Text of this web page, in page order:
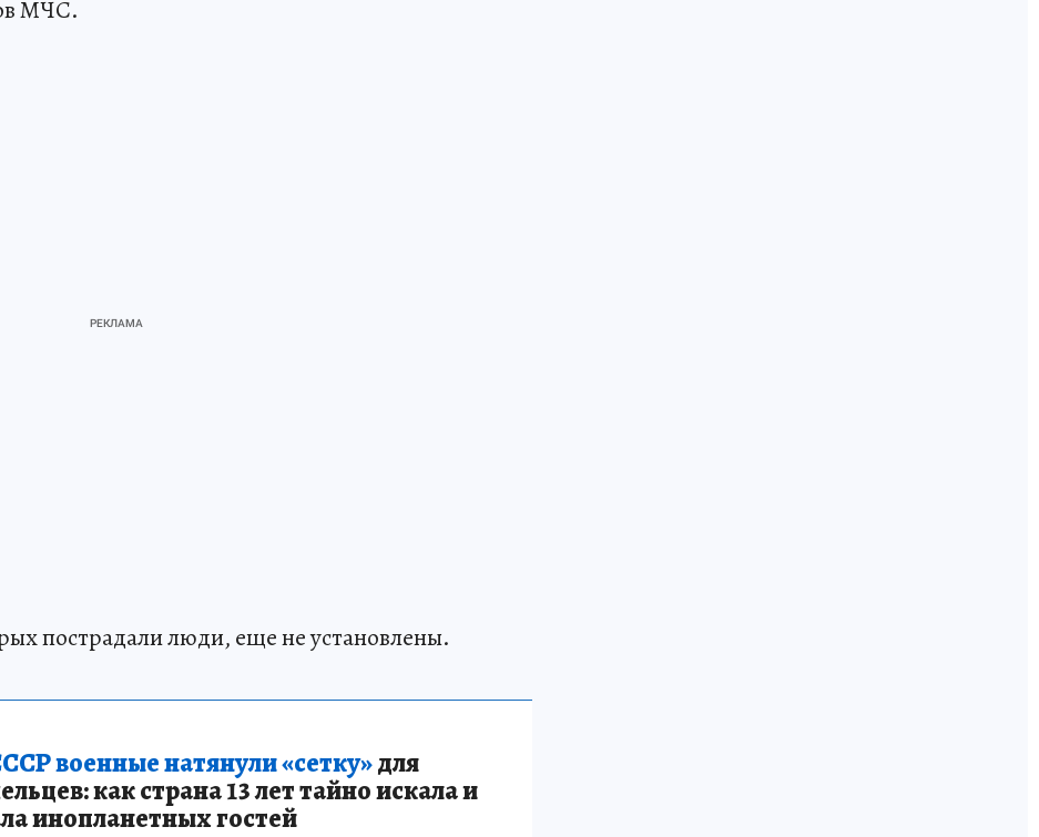
МЧС.
пострадали люди, еще не установлены.
военные натянули «сетку»для
как страна 13 лет тайно искала и
инопланетных гостей